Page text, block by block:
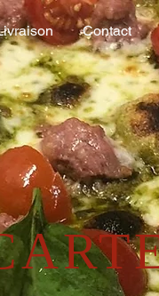
Contact